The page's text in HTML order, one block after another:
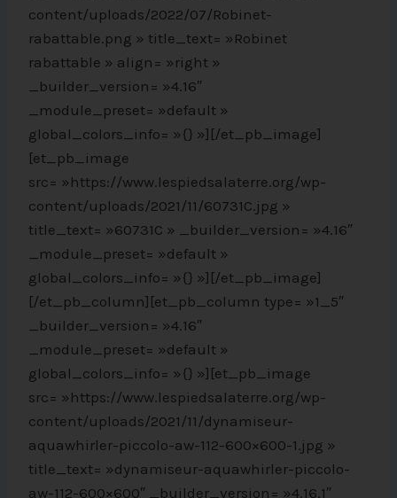
content/uploads/2022/07/Robinet-
rabattable.png » title_text= »Robinet
rabattable » align= »right »
_builder_version= »4.16″
_module_preset= »default »
global_colors_info= »{} »][/et_pb_image]
[et_pb_image
src= »https://www.lespiedsalaterre.org/wp-
content/uploads/2021/11/60731C.jpg »
title_text= »60731C » _builder_version= »4.16″
_module_preset= »default »
global_colors_info= »{} »][/et_pb_image]
[/et_pb_column][et_pb_column type= »1_5″
_builder_version= »4.16″
_module_preset= »default »
global_colors_info= »{} »][et_pb_image
src= »https://www.lespiedsalaterre.org/wp-
content/uploads/2021/11/dynamiseur-
aquawhirler-piccolo-aw-112-600×600-1.jpg »
title_text= »dynamiseur-aquawhirler-piccolo-
aw-112-600×600″ _builder_version= »4.16.1″